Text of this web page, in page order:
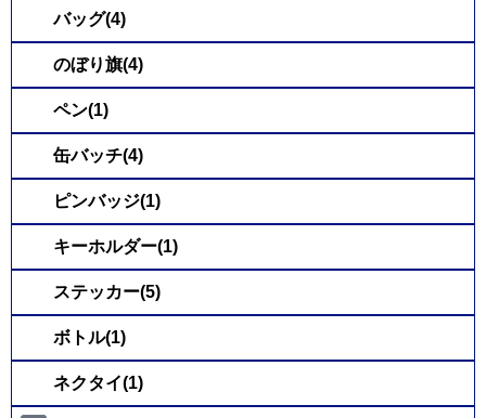
バッグ(4)
のぼり旗(4)
ペン(1)
缶バッチ(4)
ピンバッジ(1)
キーホルダー(1)
ステッカー(5)
ボトル(1)
ネクタイ(1)